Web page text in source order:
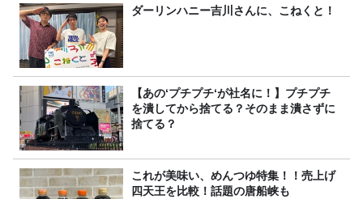
ダーリンハニー吉川さんに、こねくと！
【あの‘プチプチ‘が社名に！】プチプチ
を潰してから捨てる？そのまま潰さずに
捨てる？
これが美味い、めんつゆ特集！！売上げ
四天王を比較！話題の唐船峡も